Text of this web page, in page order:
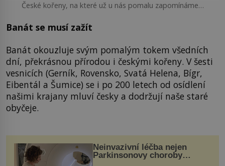
České kořeny, na které už u nás pomalu zapomínáme…
Banát se musí zažít
Banát okouzluje svým pomalým tokem všedních
dní, překrásnou přírodou i českými kořeny. V šesti
vesnicích (Gerník, Rovensko, Svatá Helena, Bígr,
Eibentál a Šumice) se i po 200 letech od osídlení
našimi krajany mluví česky a dodržují naše staré
obyčeje.
Neinvazivní léčba nejen
Parkinsonovy choroby